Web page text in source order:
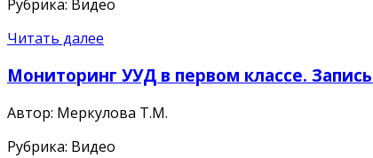
Рубрика: Видео
Читать далее
Мониторинг УУД в первом классе.
Автор: Меркулова Т.М.
Рубрика: Видео